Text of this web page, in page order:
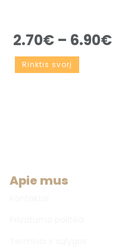
2.70€ – 6.90€
Rinktis svorį
Apie mus